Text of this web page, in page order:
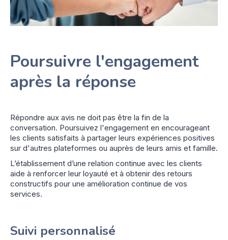
Poursuivre l'engagement
après la réponse
Répondre aux avis ne doit pas être la fin de la
conversation. Poursuivez l'engagement en encourageant
les clients satisfaits à partager leurs expériences positives
sur d'autres plateformes ou auprès de leurs amis et famille.
L’établissement d’une relation continue avec les clients
aide à renforcer leur loyauté et à obtenir des retours
constructifs pour une amélioration continue de vos
services.
Suivi personnalisé